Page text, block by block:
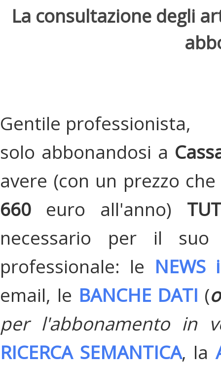
La consultazione degli
Gentile professionista,
solo abbonandosi a
avere (con un prezzo
660 euro all'anno)
necessario per il suo
professionale: le
email, le BANCHE DATI (
per l'abbonamento in
RICERCA SEMANTICA, la